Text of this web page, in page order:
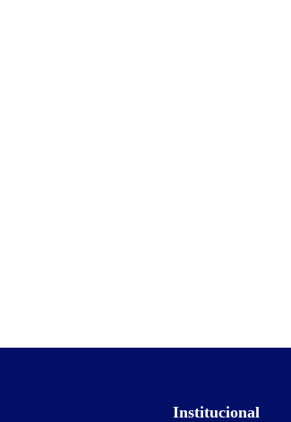
Institucional